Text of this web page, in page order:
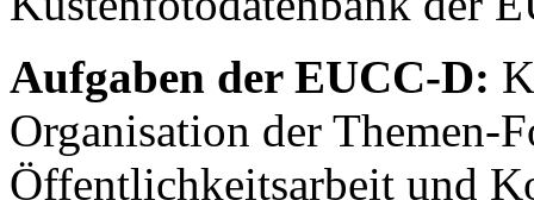
Aufgaben der EUCC-D:
Organisation der Themen-
Öffentlichkeitsarbeit und